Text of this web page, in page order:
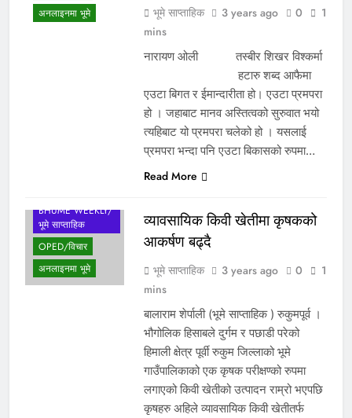
अनलाइनमा भूमे
भूमे साप्ताहिक 3 years ago 0
1
mins
नारायण ओली तस्बीर शिखर विश्कर्मा
हटारु शब्द आफैमा
एउटा बिगत र ईमान्दारीता हो। एउटा प्रमपरा
हो । जहाबाट मानव अस्तित्वको सुरुवात भयो
त्यहिबाट यो प्रमपरा चलेको हो । यसलाई
प्रमपरा भन्दा पनि एउटा बिकासको रुपमा…
Read More
BHUME WEEKLY/
भूमे साप्ताहिक
OPED/विचार
अनलाइनमा भूमे
व्यावसायिक किवी खेतीमा कृषकको
आकर्षण बढ्दै
भूमे साप्ताहिक 3 years ago 0
1
mins
बालाराम शेर्पाली (भूमे साप्ताहिक ) रुकुमपूर्व ।
भौगोलिक हिसाबले दुर्गम र पछाडी परेको
हिमाली क्षेत्र पूर्वी रुकुम जिल्लाको भूमे
गाउँपालिकाको एक कृषक परीक्षण्को रुपमा
लगाएको किवी खेतीको उत्पादन राम्रो भएपछि
कृषहरु अहिले व्यावसायिक किवी खेतीतर्फ